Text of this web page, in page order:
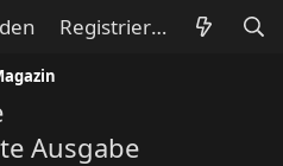
Registrieren
Ausgabe